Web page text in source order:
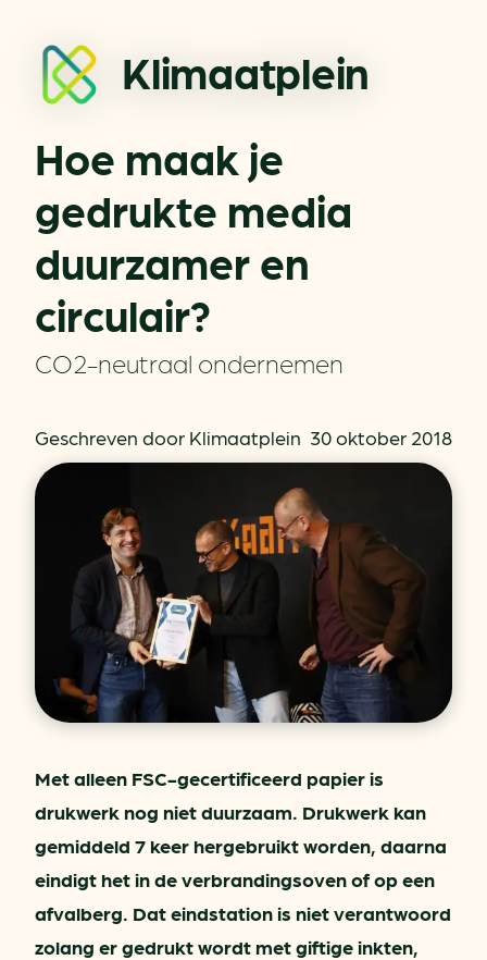
Klimaatplein
Hoe maak je
gedrukte media
duurzamer en
circulair?
CO2-neutraal ondernemen
Geschreven door Klimaatplein 30 oktober 2018
Met alleen FSC-gecertificeerd papier is
drukwerk nog niet duurzaam. Drukwerk kan
gemiddeld 7 keer hergebruikt worden, daarna
eindigt het in de verbrandingsoven of op een
afvalberg. Dat eindstation is niet verantwoord
zolang er gedrukt wordt met giftige inkten,